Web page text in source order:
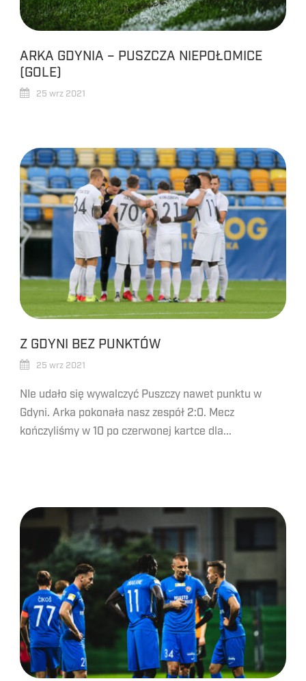
ARKA GDYNIA – PUSZCZA NIEPOŁOMICE
(GOLE)
25 wrz 2021
Z GDYNI BEZ PUNKTÓW
25 wrz 2021
NIe udało się wywalczyć Puszczy nawet punktu w
Gdyni. Arka pokonała nasz zespół 2:0. Mecz
kończyliśmy w 10 po czerwonej kartce dla...